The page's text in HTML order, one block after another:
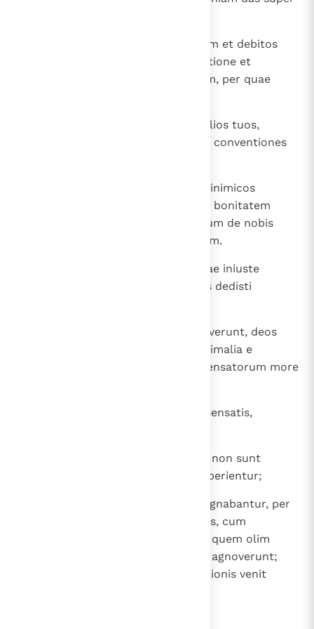
Si enim inimicos servorum tuorum et debitos
morti cum tanta castigasti attentione et
remissione dans tempus et locum, per quae
cum quanta diligentia iudicasti filios tuos,
quorum parentibus iuramenta et conventiones
Cum ergo das nobis disciplinam, inimicos
nostros multipliciter flagellas, ut bonitatem
tuam cogitemus iudicantes et, cum de nobis
iudicatur, speremus misericordiam.
Unde et illis, qui in insipientia vitae iniuste
vixerunt, per abominationes suas dedisti
Etenim in erroris viis diutius erraverunt, deos
aestimantes, quae etiam inter animalia e
turpibus sunt vilia, infantium insensatorum more
propter hoc, tamquam pueris insensatis,
Qui autem ludibriis increpationis non sunt
correcti, dignum Dei iudicium experientur;
in quibus enim ipsi patientes indignabantur, per
haec, quos putabant deos, in ipsis, cum
exterminarentur, videntes, illum, quem olim
negabant se nosse, verum Deum agnoverunt;
propter quod et finis condemnationis venit